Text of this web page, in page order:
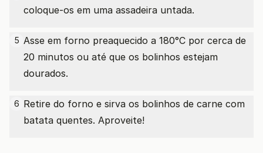
coloque-os em uma assadeira untada.
5 Asse em forno preaquecido a 180°C por cerca de
20 minutos ou até que os bolinhos estejam
dourados.
6 Retire do forno e sirva os bolinhos de carne com
batata quentes. Aproveite!